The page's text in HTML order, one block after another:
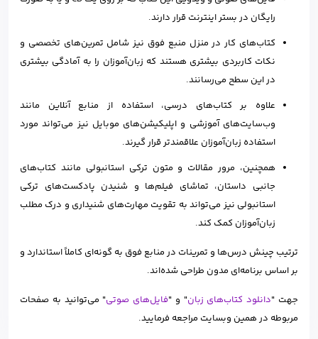
رایگان در بستر اینترنت قرار دارند.
کتاب‌های کار در منزل منبع فوق نیز شامل تمرین‌های تخصصی و
نکات کاربردی بیشتری هستند که زبان‌آموزان را به آمادگی بیشتری
در این سطح می‌رسانند.
علاوه بر کتاب‌های درسی، استفاده از منابع آنلاین مانند
وب‌سایت‌های آموزشی و اپلیکیشن‌های موبایل نیز می‌تواند مورد
استفاده زبان‌آموزان علاقمندتر قرار گیرند.
همچنین، مرور مقالات و متون ترکی استانبولی مانند کتاب‌های
جانبی داستان، تماشای فیلم‌ها و شنیدن پادکست‌های ترکی
استانبولی نیز می‌تواند به تقویت مهارت‌های شنیداری و درک مطلب
زبان‌آموزان کمک کند.
ترتیب چینش درس‌ها و تمرینات در منابع فوق به گونه‌ای کاملاً استاندارد و
بر اساس برنامه‌ای مدون طراحی شده‌اند.
جهت "دانلود کتاب‌های زبان" و "فایل‌های صوتی" می‌توانید به صفحات
مربوطه در همین وبسایت مراجعه فرمایید.